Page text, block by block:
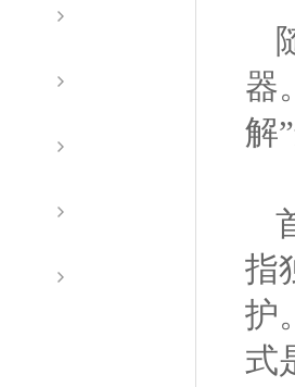
器
解
指
护
式